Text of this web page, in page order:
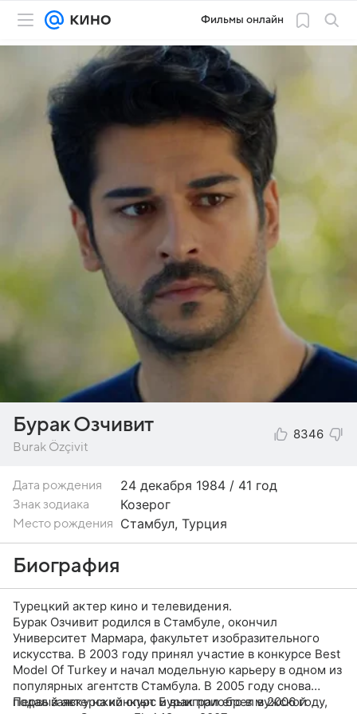
Фильмы онлайн
Бурак Озчивит
Burak Özçivit
8346
Дата рождения 24 декабря 1984 / 41 год
Знак зодиака Козерог
Место рождения Стамбул, Турция
Биография
Турецкий актер кино и телевидения.
Бурак Озчивит родился в Стамбуле, окончил
Университет Мармара, факультет изобразительного
искусства. В 2003 году принял участие в конкурсе Best
Model Of Turkey и начал модельную карьеру в одном из
популярных агентств Стамбула. В 2005 году снова
подал заявку на конкурс и выиграл его в мужской
Первый актерский опыт Бурак приобрел в 2006 году,